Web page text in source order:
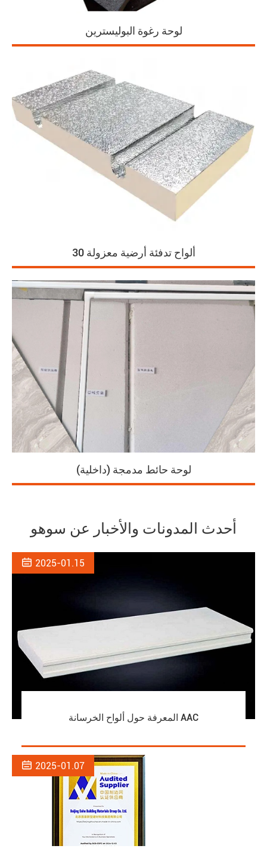
لوحة رغوة البوليسترين
ألواح تدفئة أرضية معزولة 30
لوحة حائط مدمجة (داخلية)
أحدث المدونات والأخبار عن سوهو
 2025-01.15
المعرفة حول ألواح الخرسانة AAC
 2025-01.07